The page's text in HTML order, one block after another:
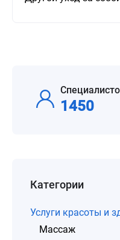
1450
Категории
Услуги красоты и
Массаж